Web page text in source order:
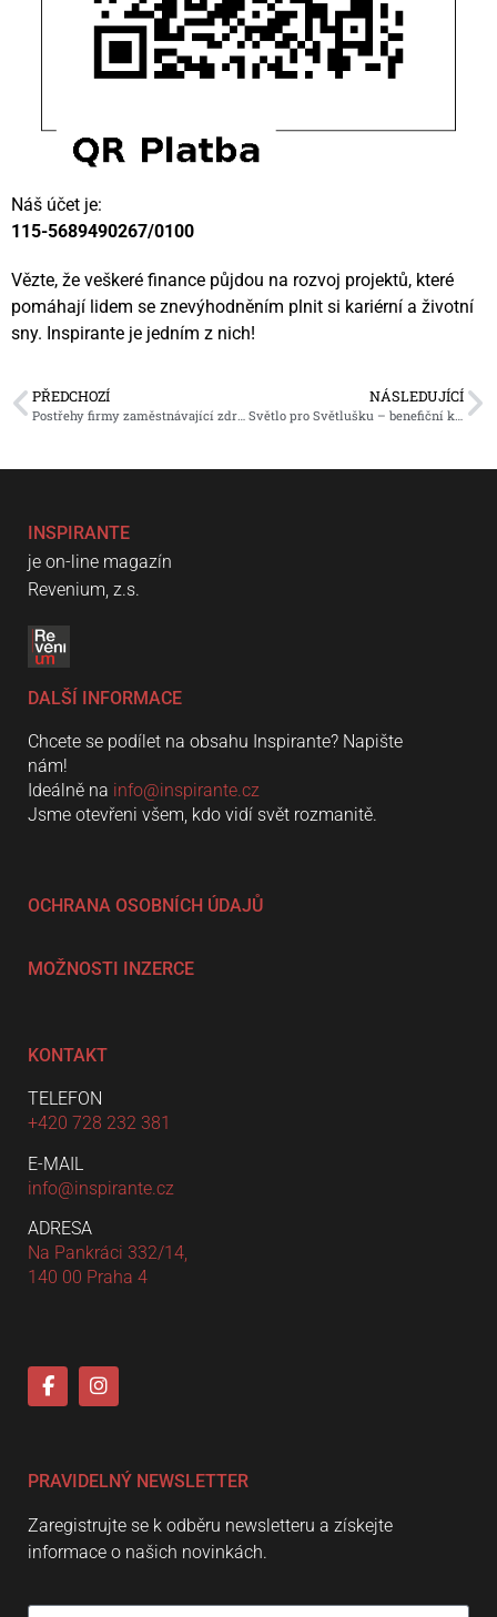
Náš účet je:
115-5689490267/0100
Vězte, že veškeré finance půjdou na rozvoj projektů, které
pomáhají lidem se znevýhodněním plnit si kariérní a životní
sny. Inspirante je jedním z nich!
PŘEDCHOZÍ NÁSLEDUJÍCÍ
Světlo pro Světlušku – benefiční koncert
INSPIRANTE
je on-line magazín
Revenium, z.s.
DALŠÍ INFORMACE
Chcete se podílet na obsahu Inspirante? Napište
nám!
Ideálně na info@inspirante.cz
Jsme otevřeni všem, kdo vidí svět rozmanitě.
OCHRANA OSOBNÍCH ÚDAJŮ
MOŽNOSTI INZERCE
KONTAKT
TELEFON
+420 728 232 381
E-MAIL
info@inspirante.cz
ADRESA
Na Pankráci 332/14,
140 00 Praha 4
PRAVIDELNÝ NEWSLETTER
Zaregistrujte se k odběru newsletteru a získejte
informace o našich novinkách.